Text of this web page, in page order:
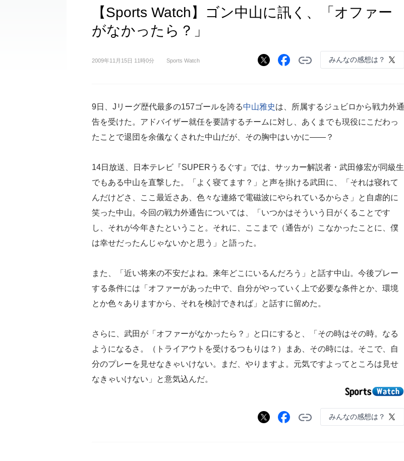
【Sports Watch】ゴン中山に訊く、「オファー
がなかったら？」
2009年11月15日 11時0分 Sports Watch みんなの感想は？
9日、Jリーグ歴代最多の157ゴールを誇る中山雅史は、所属するジュビロから戦力外通
告を受けた。アドバイザー就任を要請するチームに対し、あくまでも現役にこだわっ
たことで退団を余儀なくされた中山だが、その胸中はいかに――？
14日放送、日本テレビ『SUPERうるぐす』では、サッカー解説者・武田修宏が同級生
でもある中山を直撃した。「よく寝てます？」と声を掛ける武田に、「それは寝れて
んだけどさ、ここ最近さあ、色々な連絡で電磁波にやられているからさ」と自虐的に
笑った中山。今回の戦力外通告については、「いつかはそういう日がくることです
し、それが今年きたということ。それに、ここまで（通告が）こなかったことに、僕
は幸せだったんじゃないかと思う」と語った。
また、「近い将来の不安だよね。来年どこにいるんだろう」と話す中山。今後プレー
する条件には「オファーがあった中で、自分がやっていく上で必要な条件とか、環境
とか色々ありますから、それを検討できれば」と話すに留めた。
さらに、武田が「オファーがなかったら？」と口にすると、「その時はその時。なる
ようになるさ。（トライアウトを受けるつもりは？）まあ、その時には。そこで、自
分のプレーを見せなきゃいけない。まだ、やりますよ。元気ですよってところは見せ
なきゃいけない」と意気込んだ。
みんなの感想は？